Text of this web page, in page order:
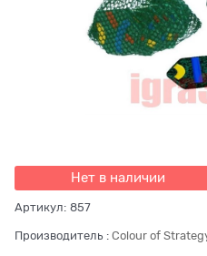
Нет в наличии
Артикул: 857
Производитель : Colour of